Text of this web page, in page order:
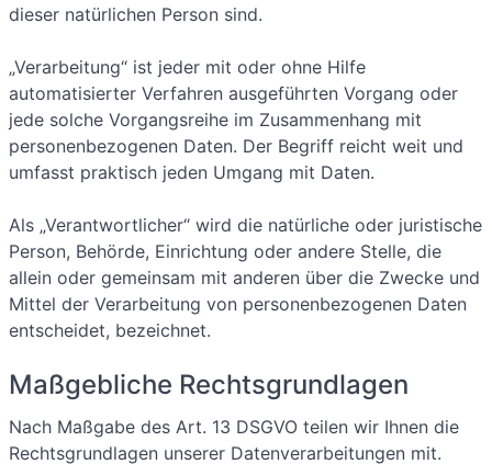
dieser natürlichen Person sind.
„Verarbeitung“ ist jeder mit oder ohne Hilfe
automatisierter Verfahren ausgeführten Vorgang oder
jede solche Vorgangsreihe im Zusammenhang mit
personenbezogenen Daten. Der Begriff reicht weit und
umfasst praktisch jeden Umgang mit Daten.
Als „Verantwortlicher“ wird die natürliche oder juristische
Person, Behörde, Einrichtung oder andere Stelle, die
allein oder gemeinsam mit anderen über die Zwecke und
Mittel der Verarbeitung von personenbezogenen Daten
entscheidet, bezeichnet.
Maßgebliche Rechtsgrundlagen
Nach Maßgabe des Art. 13 DSGVO teilen wir Ihnen die
Rechtsgrundlagen unserer Datenverarbeitungen mit.